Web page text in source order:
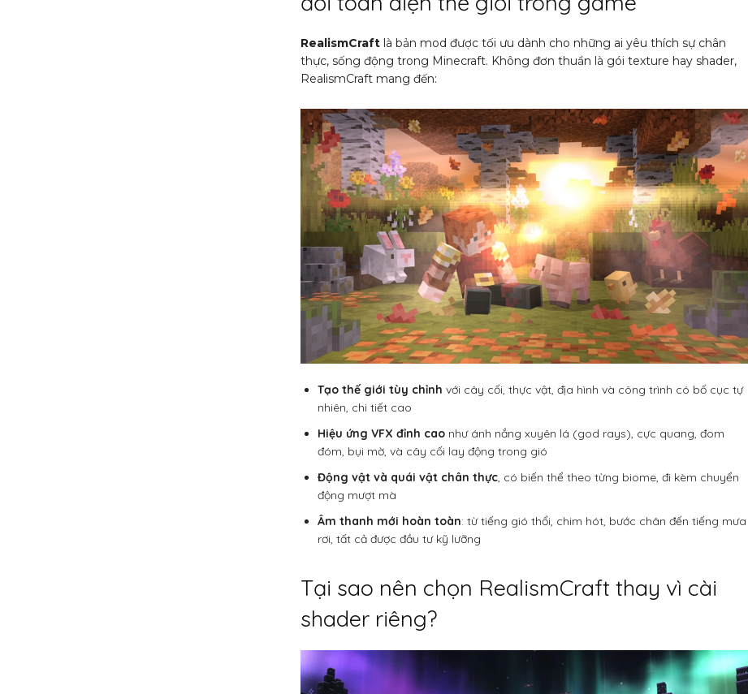
RealismCraftlà bản mod được tối ưu dành cho những ai yêu thích sự chân
thực, sống động trong Minecraft. Không đơn thuần là gói texture hay shader,
RealismCraft mang đến:
Tạo thế giới tùy chỉnh với cây cối, thực vật, địa hình và công trình có bố cục tự
nhiên, chi tiết cao
Hiệu ứng VFX đỉnh caonhư ánh nắng xuyên lá (god rays), cực quang, đom
đóm, bụi mờ, và cây cối lay động trong gió
Động vật và quái vật chân thực, có biến thể theo từng biome, đi kèm chuyển
động mượt mà
Âm thanh mới hoàn toàn: từ tiếng gió thổi, chim hót, bước chân đến tiếng mưa
rơi, tất cả được đầu tư kỹ lưỡng
Tại sao nên chọn RealismCraft thay vì cài
shader riêng?